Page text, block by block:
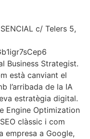
c/ Telers 5,
Business Strategist.
està canviant el
l’arribada de la IA
estratègia digital.
Engine Optimization
clàssic i com
empresa a Google,